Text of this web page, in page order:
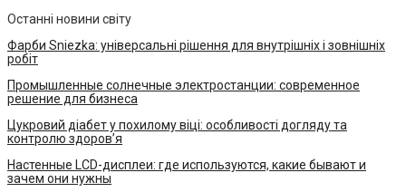
Останні новини світу
Фарби Sniezka: універсальні рішення для внутрішніх і зовнішніх
робіт
Промышленные солнечные электростанции: современное
решение для бизнеса
Цукровий діабет у похилому віці: особливості догляду та
контролю здоров’я
Настенные LCD-дисплеи: где используются, какие бывают и
зачем они нужны